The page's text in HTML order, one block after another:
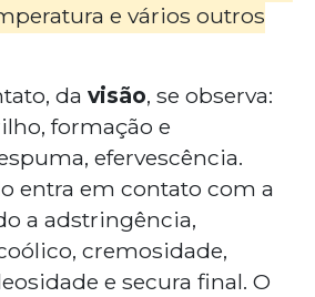
e vários outros
da visão, se observa:
formação e
efervescência.
entra em contato com a
a adstringência,
cremosidade,
e secura final. O